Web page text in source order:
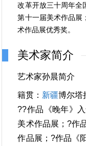
改革开放三十周年全
第十一届美术作品展
术作品展优秀奖。
美术家简介
艺术家孙晨简介
籍贯： 新疆博尔塔
??作品《晚年》
美术作品展；?作
作品展；?作品《